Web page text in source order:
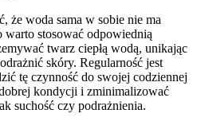
że woda sama w sobie nie ma
warto stosować odpowiednią
twarz ciepłą wodą, unikając
skóry. Regularność jest
tę czynność do swojej codziennej
kondycji i zminimalizować
suchość czy podrażnienia.